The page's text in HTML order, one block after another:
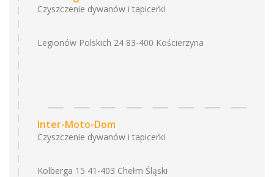
Czyszczenie dywanów i tapicerki
Legionów Polskich 24 83-400 Kościerzyna
Inter-Moto-Dom
Czyszczenie dywanów i tapicerki
Kolberga 15 41-403 Chełm Śląski